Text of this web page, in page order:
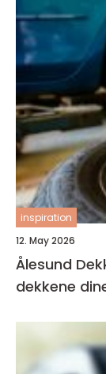
inspiration
12. May 2026
Ålesund Dekkhotell trygg og
dekkene